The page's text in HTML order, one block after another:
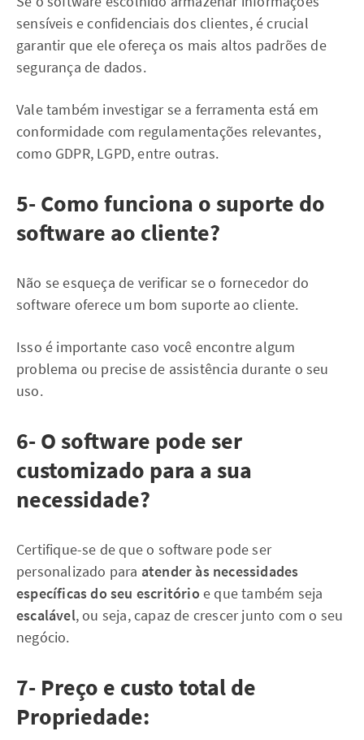
sensíveis e confidenciais dos clientes, é crucial
garantir que ele ofereça os mais altos padrões de
segurança de dados.
Vale também investigar se a ferramenta está em
conformidade com regulamentações relevantes,
como GDPR, LGPD, entre outras.
5- Como funciona o suporte do
software ao cliente?
Não se esqueça de verificar se o fornecedor do
software oferece um bom suporte ao cliente.
Isso é importante caso você encontre algum
problema ou precise de assistência durante o seu
uso.
6- O software pode ser
customizado para a sua
necessidade?
Certifique-se de que o software pode ser
personalizado para atender às necessidades
específicas do seu escritório e que também seja
escalável, ou seja, capaz de crescer junto com o seu
negócio.
7- Preço e custo total de
Propriedade: